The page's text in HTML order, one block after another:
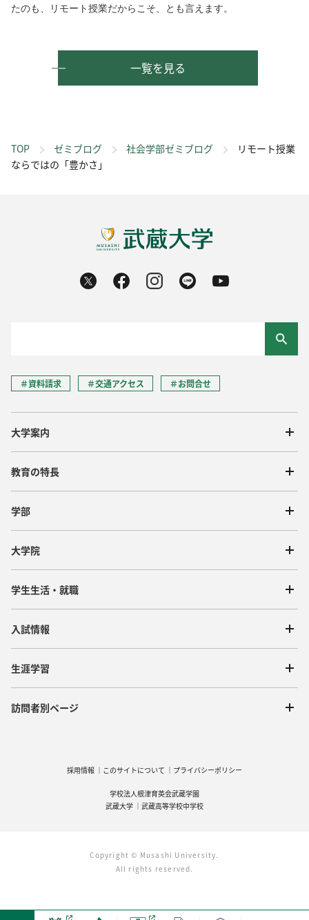
TOP ゼミブログ 社会学部ゼミブログ
リモート授業
ならではの「豊かさ」
たのも、リモート授業だからこそ、とも言えます。
一覧を見る
＃資料請求 ＃交通アクセス ＃お問合せ
大学案内
教育の特長
学部
大学院
学生生活・就職
入試情報
生涯学習
訪問者別ページ
採用情報 このサイトについて プライバシーポリシー
学校法人根津育英会武蔵学園
武蔵大学
武蔵高等学校中学校
Copyright © Musashi University.
All rights reserved.